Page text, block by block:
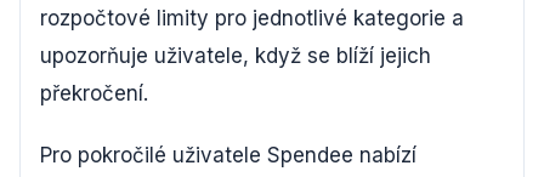
rozpočtové limity pro jednotlivé kategorie a
upozorňuje uživatele, když se blíží jejich
překročení.
Pro pokročilé uživatele Spendee nabízí